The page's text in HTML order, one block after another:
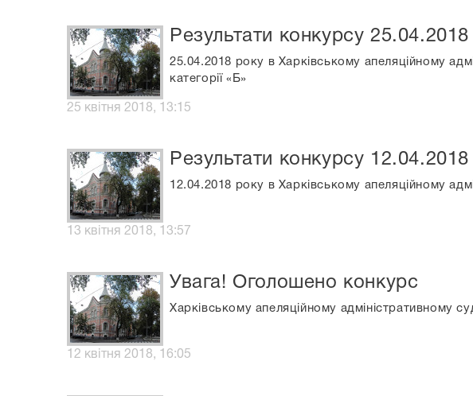
Результати конкурсу
25.04.2018 року в Харківському апеляційному
категорії «Б»
25 квітня 2018, 13:15
Результати конкурсу
12.04.2018 року в Харківському апеляційному
13 квітня 2018, 13:57
Увага! Оголошено конкурс
Харківському апеляційному адміністративному
12 квітня 2018, 16:05